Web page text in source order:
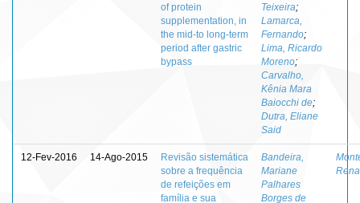
of protein
supplementation, in
the mid-to long-term
period after gastric
bypass
Teixeira;
Lamarca,
Fernando;
Lima, Ricardo
Moreno;
Carvalho,
Kênia Mara
Baiocchi de;
Dutra, Eliane
Said
12-Fev-2016 14-Ago-2015
Revisão sistemática
sobre a frequência
de refeições em
família e sua
Bandeira,
Mariane
Palhares
Borges de